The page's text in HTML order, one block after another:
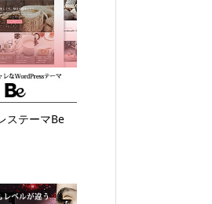
ステーマBe